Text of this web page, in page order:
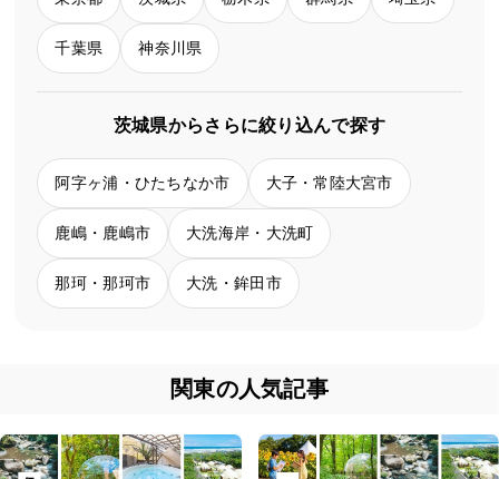
千葉県 神奈川県
茨城県からさらに絞り込んで探す
阿字ヶ浦・ひたちなか市 大子・常陸大宮市
鹿嶋・鹿嶋市 大洗海岸・大洗町
那珂・那珂市 大洗・鉾田市
関東の人気記事